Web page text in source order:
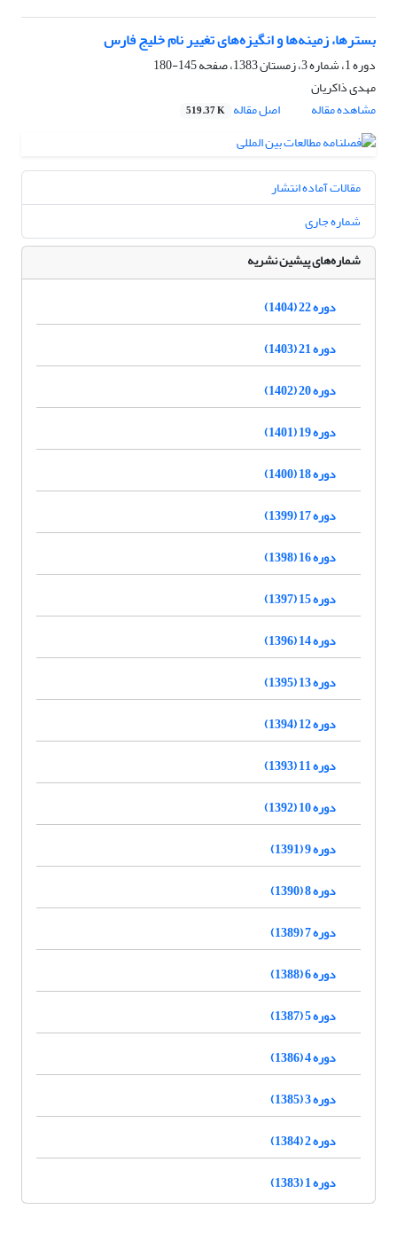
بسترها، زمینه‌ها و انگیزه‌های تغییر نام خلیج فارس
دوره 1، شماره 3، زمستان 1383، صفحه
145-180
مهدی ذاکریان
مشاهده مقاله
اصل مقاله 519.37 K
مقالات آماده انتشار
شماره جاری
شماره‌های پیشین نشریه
دوره 22 (1404)
دوره 21 (1403)
دوره 20 (1402)
دوره 19 (1401)
دوره 18 (1400)
دوره 17 (1399)
دوره 16 (1398)
دوره 15 (1397)
دوره 14 (1396)
دوره 13 (1395)
دوره 12 (1394)
دوره 11 (1393)
دوره 10 (1392)
دوره 9 (1391)
دوره 8 (1390)
دوره 7 (1389)
دوره 6 (1388)
دوره 5 (1387)
دوره 4 (1386)
دوره 3 (1385)
دوره 2 (1384)
دوره 1 (1383)